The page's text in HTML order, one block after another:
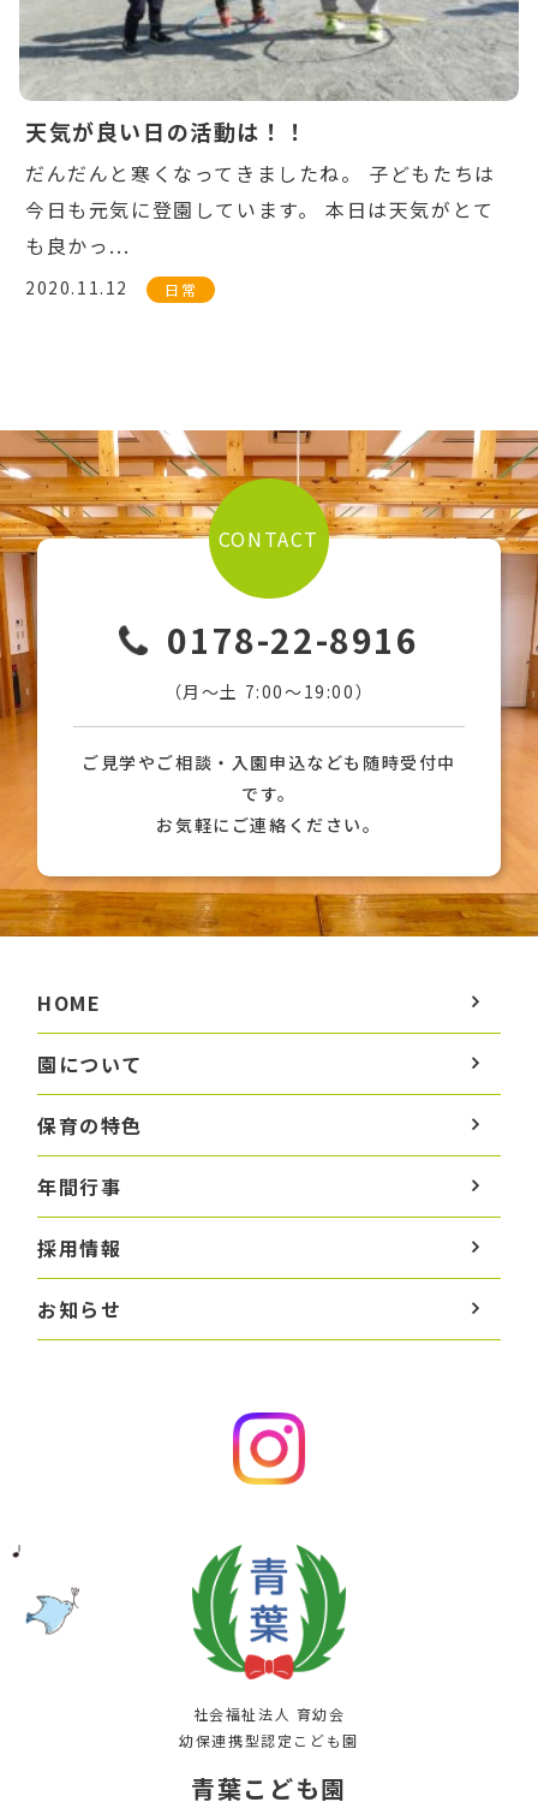
天気が良い日の活動は！！
だんだんと寒くなってきましたね。 子どもたちは
今日も元気に登園しています。 本日は天気がとて
も良かっ...
2020.11.12 日常
CONTACT
0178-22-8916
（月〜土 7:00〜19:00）
ご見学やご相談・入園申込なども随時受付中
です。
お気軽にご連絡ください。
HOME
園について
保育の特色
年間行事
採用情報
お知らせ
社会福祉法人 育幼会
幼保連携型認定こども園
青葉こども園